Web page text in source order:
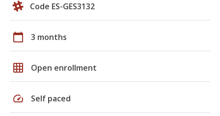
Code ES-GES3132
calendar_today 3 months
grid_on Open enrollment
speed Self paced